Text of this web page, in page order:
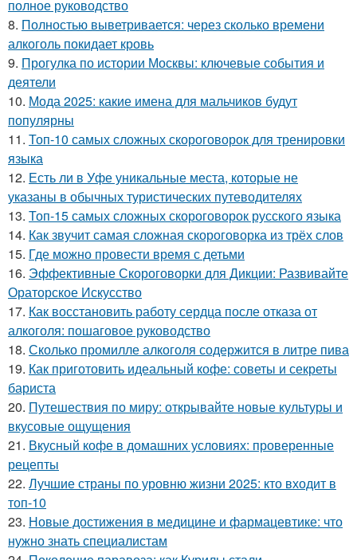
полное руководство
8. Полностью выветривается: через сколько времени
алкоголь покидает кровь
9. Прогулка по истории Москвы: ключевые события и
деятели
10. Мода 2025: какие имена для мальчиков будут
популярны
11. Топ-10 самых сложных скороговорок для тренировки
языка
12. Есть ли в Уфе уникальные места, которые не
указаны в обычных туристических путеводителях
13. Топ-15 самых сложных скороговорок русского языка
14. Как звучит самая сложная скороговорка из трёх слов
15. Где можно провести время с детьми
16. Эффективные Скороговорки для Дикции: Развивайте
Ораторское Искусство
17. Как восстановить работу сердца после отказа от
алкоголя: пошаговое руководство
18. Сколько промилле алкоголя содержится в литре пива
19. Как приготовить идеальный кофе: советы и секреты
бариста
20. Путешествия по миру: открывайте новые культуры и
вкусовые ощущения
21. Вкусный кофе в домашних условиях: проверенные
рецепты
22. Лучшие страны по уровню жизни 2025: кто входит в
топ-10
23. Новые достижения в медицине и фармацевтике: что
нужно знать специалистам